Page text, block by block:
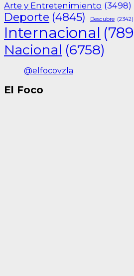
Arte y Entretenimiento (3498)
Deporte (4845) Descubre (2342)
Internacional
Nacional (6758)
@elfocovzla
El Foco